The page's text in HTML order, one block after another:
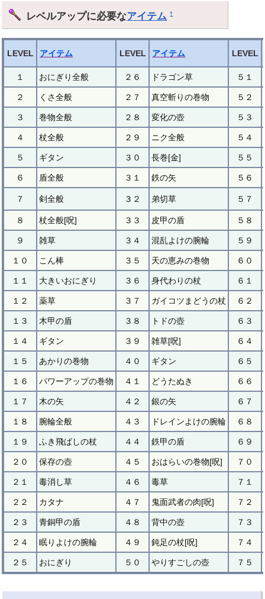
レベルアップに必要なアイテム †
LEVEL アイテム LEVEL アイテム LEVEL
１ おにぎり全般 ２６ ドラゴン草 ５１
２ くさ全般 ２７ 真空斬りの巻物 ５２
３ 巻物全般 ２８ 変化の壺 ５３
４ 杖全般 ２９ ニク全般 ５４
５ ギタン ３０ 長巻[金] ５５
６ 盾全般 ３１ 鉄の矢 ５６
７ 剣全般 ３２ 弟切草 ５７
８ 杖全般[呪] ３３ 皮甲の盾 ５８
９ 雑草 ３４ 混乱よけの腕輪 ５９
１０ こん棒 ３５ 天の恵みの巻物 ６０
１１ 大きいおにぎり ３６ 身代わりの杖 ６１
１２ 薬草 ３７ ガイコツまどうの杖 ６２
１３ 木甲の盾 ３８ トドの壺 ６３
１４ ギタン ３９ 雑草[呪] ６４
１５ あかりの巻物 ４０ ギタン ６５
１６ パワーアップの巻物 ４１ どうたぬき ６６
１７ 木の矢 ４２ 銀の矢 ６７
１８ 腕輪全般 ４３ ドレインよけの腕輪 ６８
１９ ふき飛ばしの杖 ４４ 鉄甲の盾 ６９
２０ 保存の壺 ４５ おはらいの巻物[呪] ７０
２１ 毒消し草 ４６ 毒草 ７１
２２ カタナ ４７ 鬼面武者の肉[呪] ７２
２３ 青銅甲の盾 ４８ 背中の壺 ７３
２４ 眠りよけの腕輪 ４９ 鈍足の杖[呪] ７４
２５ おにぎり ５０ やりすごしの壺 ７５